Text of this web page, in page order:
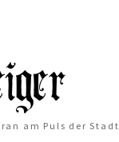
am Puls der Stadt